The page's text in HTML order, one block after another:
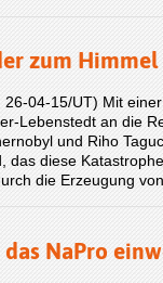
zum
26-04-15/UT) Mit
Lebenstedt an die
und Riho
das diese
die Erzeugung
das NaPro